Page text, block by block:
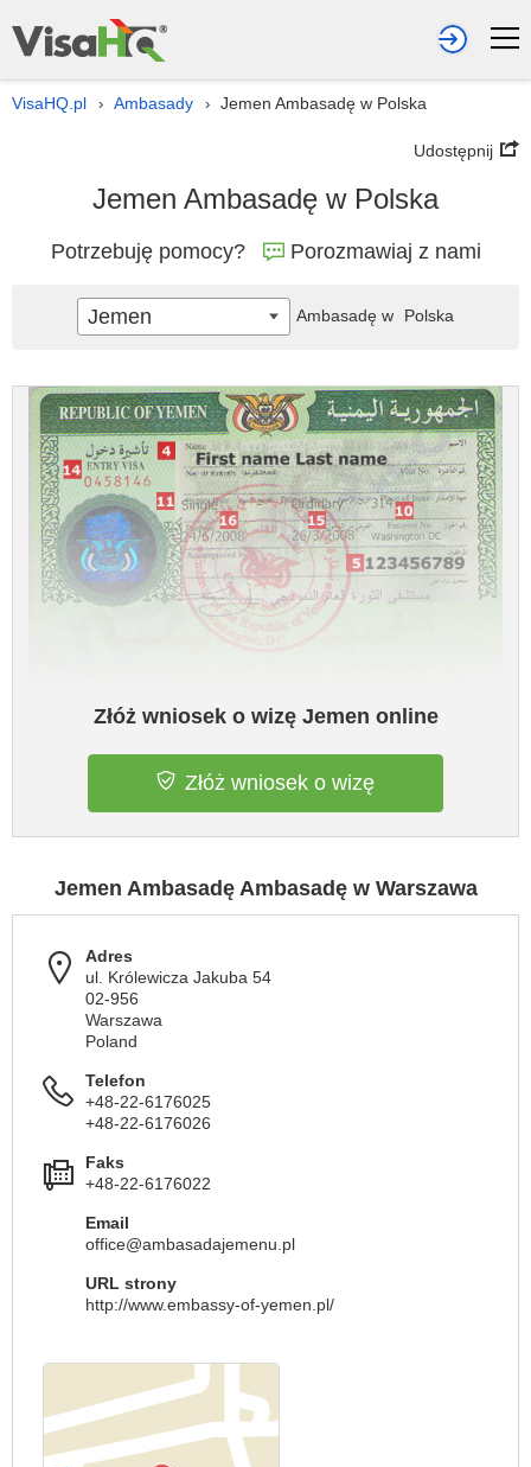
VisaHQ.pl › Ambasady › Jemen Ambasadę w Polska
Udostępnij
Jemen Ambasadę w Polska
Potrzebuję pomocy? Porozmawiaj z nami
Złóż wniosek o wizę Jemen online
Złóż wniosek o wizę
Jemen Ambasadę Ambasadę w Warszawa
Adres
ul. Królewicza Jakuba 54
02-956
Warszawa
Poland
Telefon
+48-22-6176025
+48-22-6176026
Faks
+48-22-6176022
Email
office@ambasadajemenu.pl
URL strony
http://www.embassy-of-yemen.pl/
Jemen Ambasadę w Polska